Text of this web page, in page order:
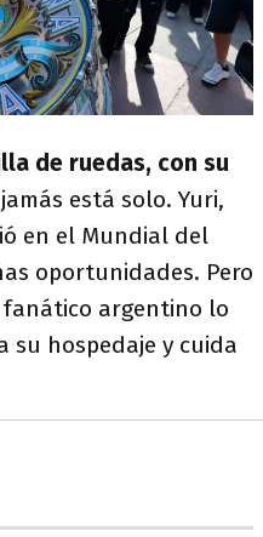
de ruedas, con su
está solo. Yuri,
en el Mundial del
oportunidades. Pero
argentino lo
su hospedaje y cuida